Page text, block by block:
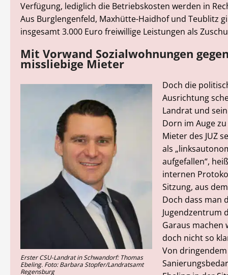
Verfügung, lediglich die Betriebskosten werden in
Aus Burglengenfeld, Maxhütte-Haidhof und Teublitz
insgesamt 3.000 Euro freiwillige Leistungen als
Mit Vorwand Sozialwohnungen
missliebige Mieter
Erster CSU-Landrat in Schwandorf: Thomas
Ebeling. Foto: Barbara Stopfer/Landratsamt
Regensburg
Doch die
Ausrichtung
Landrat und
Dorn im Auge
Mieter des JUZ
als
aufgefallen“,
internen
Sitzung, aus
Doch dass man
Jugendzentrum
Garaus machen
doch nicht so
Von dringendem